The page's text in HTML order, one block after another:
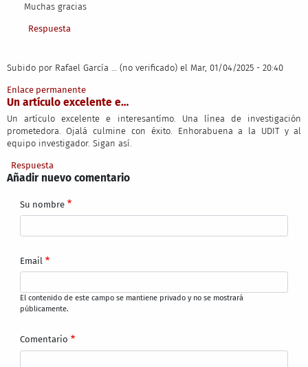
Muchas gracias
Respuesta
Subido por Rafael García … (no verificado) el Mar, 01/04/2025 - 20:40
Enlace permanente
Un artículo excelente e…
Un artículo excelente e interesantímo. Una línea de investigación
prometedora. Ojalá culmine con éxito. Enhorabuena a la UDIT y al
equipo investigador. Sigan así.
Respuesta
Añadir nuevo comentario
Su nombre
Email
El contenido de este campo se mantiene privado y no se mostrará
públicamente.
Comentario